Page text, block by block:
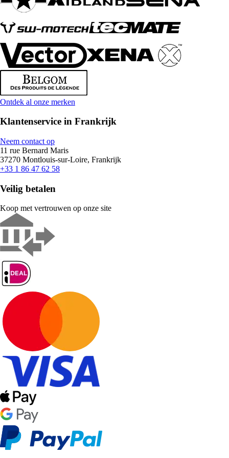
Ontdek al onze merken
Klantenservice in Frankrijk
Neem contact op
11 rue Bernard Maris
37270 Montlouis-sur-Loire, Frankrijk
+33 1 86 47 62 58
Veilig betalen
Koop met vertrouwen op onze site